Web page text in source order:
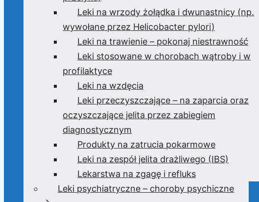
Leki na wrzody żołądka i dwunastnicy (np.
wywołane przez Helicobacter pylori)
Leki na trawienie – pokonaj niestrawność
Leki stosowane w chorobach wątroby i w
profilaktyce
Leki na wzdęcia
Leki przeczyszczające – na zaparcia oraz
oczyszczające jelita przez zabiegiem
diagnostycznym
Produkty na zatrucia pokarmowe
Leki na zespół jelita drażliwego (IBS)
Lekarstwa na zgagę i refluks
Leki psychiatryczne – choroby psychiczne